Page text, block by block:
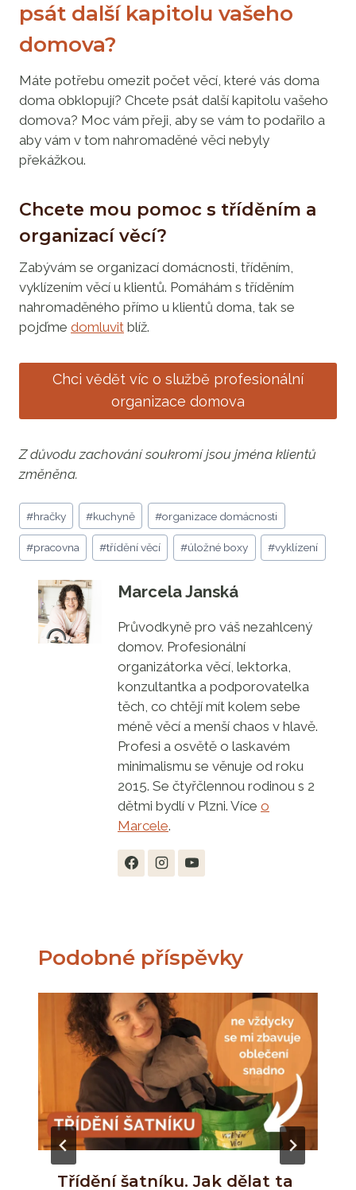
psát další kapitolu vašeho
domova?
Máte potřebu omezit počet věcí, které vás doma
doma obklopují? Chcete psát další kapitolu vašeho
domova? Moc vám přeji, aby se vám to podařilo a
aby vám v tom nahromaděné věci nebyly
překážkou.
Chcete mou pomoc s tříděním a
organizací věcí?
Zabývám se organizací domácnosti, tříděním,
vyklízením věcí u klientů. Pomáhám s tříděním
nahromaděného přímo u klientů doma, tak se
pojďme domluvit blíž.
Chci vědět víc o službě profesionální
organizace domova
Z důvodu zachování soukromí jsou jména klientů
změněna.
Štítky
příspěvků:
#hračky #kuchyně #organizace domácnosti
#pracovna #třídění věcí #úložné boxy #vyklízení
Marcela Janská
Průvodkyně pro váš nezahlcený
domov. Profesionální
organizátorka věcí, lektorka,
konzultantka a podporovatelka
těch, co chtějí mít kolem sebe
méně věcí a menší chaos v hlavě.
Profesi a osvětě o laskavém
minimalismu se věnuje od roku
2015. Se čtyřčlennou rodinou s 2
dětmi bydlí v Plzni. Více o
Marcele.
Podobné příspěvky
Třídění šatníku. Jak dělat ta